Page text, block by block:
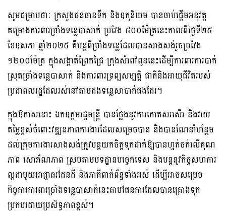
សូមជម្រាបថាៈ ក្រសួងធនធានទឹក និងឧតុនិយម បានចាប់ផ្តើមអនុវត្ត
គម្រោងការពារច្រាំងទន្លេបាសាក់ ប្រវែង ៥០០ម៉ែត្រនេះកាលពីថ្ងៃទី២៥
ខែឧសភា ឆ្នាំ២០២៥ គឺបន្តពីច្រាំងទន្លេដែលបានសាងសង់រួចប្រវែង
១២០០ម៉ែត្រ ក្នុងសង្កាត់ព្រែកជ្រៃ ក្រុងសំពៅពូននេះដើម្បីការពារការបាក់
ស្រុតច្រាំងទន្លេបាសាក់ និងការពារទ្រព្យសម្បត្តិ ជាតិនិងអាយុជីវិតរបស់
ប្រជាពលរដ្ឋដែលរស់នៅតាមដងទន្លេសាបាក់ផងដែរ។
ក្នុងឱកាសនោះ ឯកឧត្តមរដ្ឋមន្ត្រី បានថ្លែងនូវការកោតសរសើរ និងវាយ
តម្លៃខ្ពស់ចំពោះវឌ្ឍនភាពការងារដែលសម្រេចបាន និងបានណែនាំបន្ថែម
ដល់ក្រុមការងារសាងសង់ត្រូវបន្តយកចិត្តទុកដាក់ឱ្យបានហ្មត់ចត់លើគុណ
ភាព សោភ័ណភាព ស្របតាមបទដ្ឋានបច្ចេកទេស និងបន្តនូវកិច្ចសហការ
ល្អជាមួយអាជ្ញាធរដែនដី និងភាគីពាក់ព័ន្ធទាំងអស់ ដើម្បីអាចសម្រេច
កិច្ចការការពារច្រាំងទន្លេបាសាក់នេះតាមផែនការដែលបានគ្រោងទុក
ប្រកបដោយប្រសិទ្ធភាពខ្ពស់។